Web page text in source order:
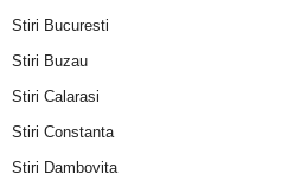
Stiri Bucuresti
Stiri Buzau
Stiri Calarasi
Stiri Constanta
Stiri Dambovita